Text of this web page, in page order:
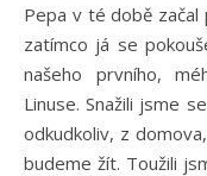
Pepa v té době
zatímco já se
našeho prvního,
Linuse. Snažili jsme
odkudkoliv, z
budeme žít. Toužili